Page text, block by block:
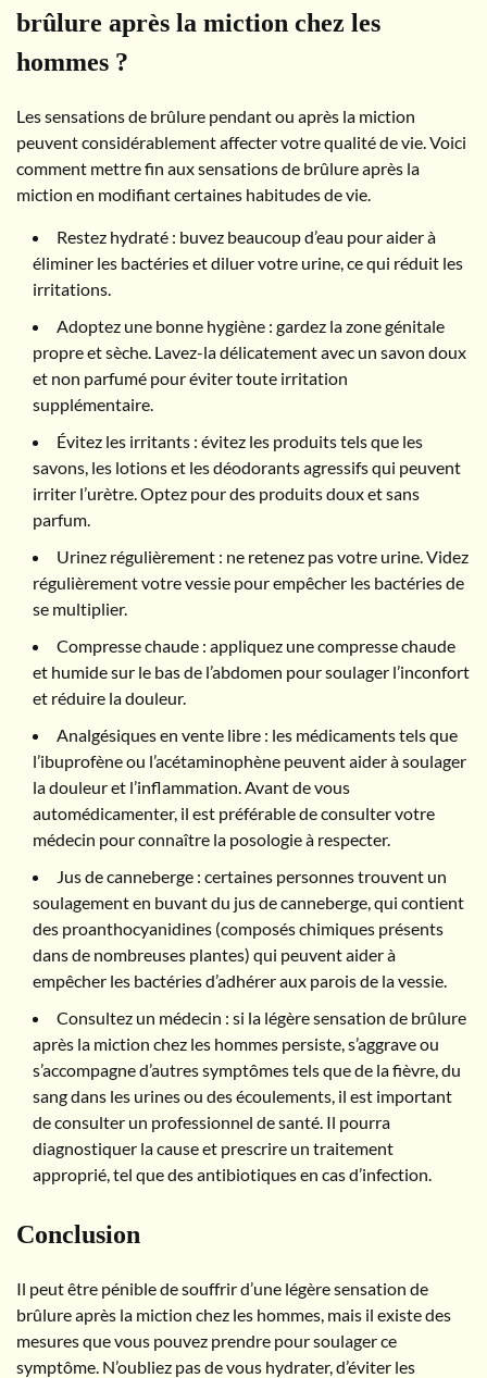
brûlure après la miction chez les
hommes ?
Les sensations de brûlure pendant ou après la miction
peuvent considérablement affecter votre qualité de vie. Voici
comment mettre fin aux sensations de brûlure après la
miction en modifiant certaines habitudes de vie.
Restez hydraté : buvez beaucoup d’eau pour aider à
éliminer les bactéries et diluer votre urine, ce qui réduit les
irritations.
Adoptez une bonne hygiène : gardez la zone génitale
propre et sèche. Lavez-la délicatement avec un savon doux
et non parfumé pour éviter toute irritation
supplémentaire.
Évitez les irritants : évitez les produits tels que les
savons, les lotions et les déodorants agressifs qui peuvent
irriter l’urètre. Optez pour des produits doux et sans
parfum.
Urinez régulièrement : ne retenez pas votre urine. Videz
régulièrement votre vessie pour empêcher les bactéries de
se multiplier.
Compresse chaude : appliquez une compresse chaude
et humide sur le bas de l’abdomen pour soulager l’inconfort
et réduire la douleur.
Analgésiques en vente libre : les médicaments tels que
l’ibuprofène ou l’acétaminophène peuvent aider à soulager
la douleur et l’inflammation. Avant de vous
automédicamenter, il est préférable de consulter votre
médecin pour connaître la posologie à respecter.
Jus de canneberge : certaines personnes trouvent un
soulagement en buvant du jus de canneberge, qui contient
des proanthocyanidines (composés chimiques présents
dans de nombreuses plantes) qui peuvent aider à
empêcher les bactéries d’adhérer aux parois de la vessie.
Consultez un médecin : si la légère sensation de brûlure
après la miction chez les hommes persiste, s’aggrave ou
s’accompagne d’autres symptômes tels que de la fièvre, du
sang dans les urines ou des écoulements, il est important
de consulter un professionnel de santé. Il pourra
diagnostiquer la cause et prescrire un traitement
approprié, tel que des antibiotiques en cas d’infection.
Conclusion
Il peut être pénible de souffrir d’une légère sensation de
brûlure après la miction chez les hommes, mais il existe des
mesures que vous pouvez prendre pour soulager ce
symptôme. N’oubliez pas de vous hydrater, d’éviter les